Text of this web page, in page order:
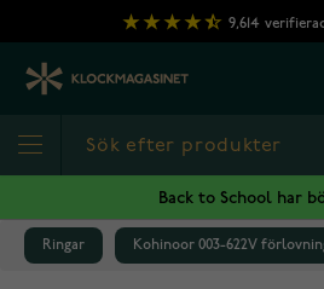
Hoppa till innehållet
9,614
Back to School har
Ringar Kohinoor 003-622V